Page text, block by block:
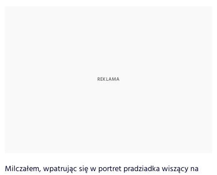
Milczałem, wpatrując się w portret pradziadka wiszący na